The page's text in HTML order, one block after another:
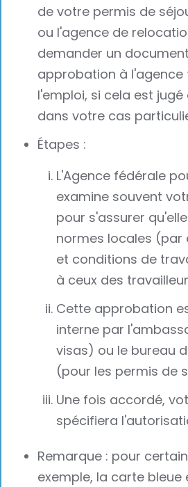
de votre permis de
ou l'agence de
demander un
approbation à l'agence
l'emploi, si cela est
dans votre cas
Étapes :
L'Agence fédérale
examine souvent
pour s'assurer
normes locales (par
et conditions de
à ceux des
Cette approbation
interne par
visas) ou le bureau
(pour les permis de
Une fois accordé,
spécifiera
Remarque : pour
exemple, la carte bleue